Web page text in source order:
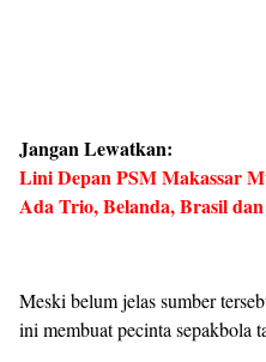
Jangan Lewatkan:
Lini Depan PSM Makassar
Ada Trio, Belanda, Brasil
Meski belum jelas sumber
ini membuat pecinta sepakbola